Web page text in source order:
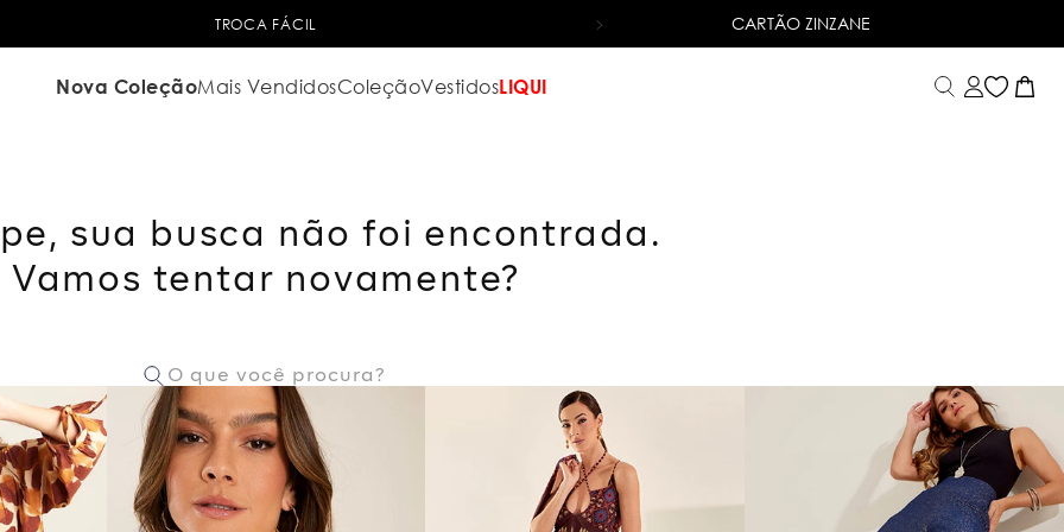
TROCA FÁCIL 6X SEM JUROSNO CARTÃO DE CRÉDITO
CARTÃO ZINZANE
Nova ColeçãoMais VendidosColeçãoVestidosLIQUI
sua busca não foi encontrada.
Vamos tentar novamente?